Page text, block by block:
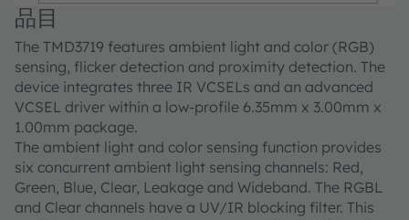
品目
The TMD3719 features ambient light and color (RGB)
sensing, flicker detection and proximity detection. The
device integrates three IR VCSELs and an advanced
VCSEL driver within a low-profile 6.35mm x 3.00mm x
1.00mm package.
The ambient light and color sensing function provides
six concurrent ambient light sensing channels: Red,
Green, Blue, Clear, Leakage and Wideband. The RGBL
and Clear channels have a UV/IR blocking filter. This